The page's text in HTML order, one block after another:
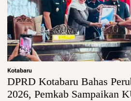
Kotabaru
DPRD Kotabaru Bahas
2026, Pemkab Sampaikan